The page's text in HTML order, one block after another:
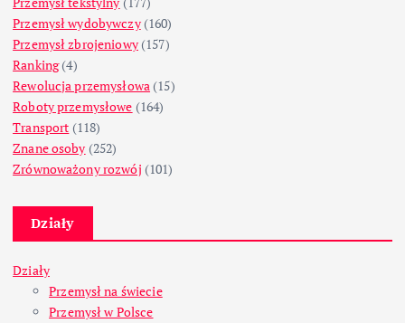
Przemysł wydobywczy(160)
Przemysł zbrojeniowy(157)
Ranking(4)
Rewolucja przemysłowa (15)
Roboty przemysłowe (164)
Transport (118)
Znane osoby (252)
Zrównoważony rozwój (101)
Działy
Działy
Przemysł na świecie
Przemysł w Polsce